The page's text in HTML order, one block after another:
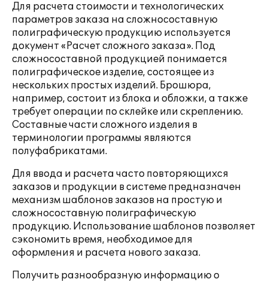
Для расчета стоимости и технологических
параметров заказа на сложносоставную
полиграфическую продукцию используется
документ «Расчет сложного заказа». Под
сложносоставной продукцией понимается
полиграфическое изделие, состоящее из
нескольких простых изделий. Брошюра,
например, состоит из блока и обложки, а также
требует операции по склейке или скреплению.
Составные части сложного изделия в
терминологии программы являются
полуфабрикатами.
Для ввода и расчета часто повторяющихся
заказов и продукции в системе предназначен
механизм шаблонов заказов на простую и
сложносоставную полиграфическую
продукцию. Использование шаблонов позволяет
сэкономить время, необходимое для
оформления и расчета нового заказа.
Получить разнообразную информацию о